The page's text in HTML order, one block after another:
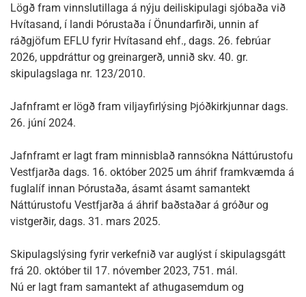
Lögð fram vinnslutillaga á nýju deiliskipulagi sjóbaða við
Hvítasand, í landi Þórustaða í Önundarfirði, unnin af
ráðgjöfum EFLU fyrir Hvítasand ehf., dags. 26. febrúar
2026, uppdráttur og greinargerð, unnið skv. 40. gr.
skipulagslaga nr. 123/2010.
Jafnframt er lögð fram viljayfirlýsing Þjóðkirkjunnar dags.
26. júní 2024.
Jafnframt er lagt fram minnisblað rannsókna Náttúrustofu
Vestfjarða dags. 16. október 2025 um áhrif framkvæmda á
fuglalíf innan Þórustaða, ásamt ásamt samantekt
Náttúrustofu Vestfjarða á áhrif baðstaðar á gróður og
vistgerðir, dags. 31. mars 2025.
Skipulagslýsing fyrir verkefnið var auglýst í skipulagsgátt
frá 20. október til 17. nóvember 2023, 751. mál.
Nú er lagt fram samantekt af athugasemdum og